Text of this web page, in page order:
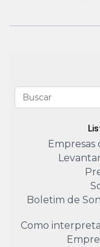
Empresas
Boletim de
Como